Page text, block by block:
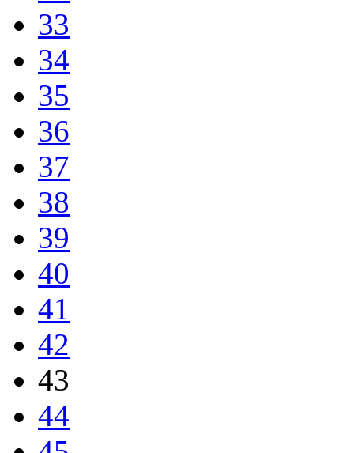
33
34
35
36
37
38
39
40
41
42
43
44